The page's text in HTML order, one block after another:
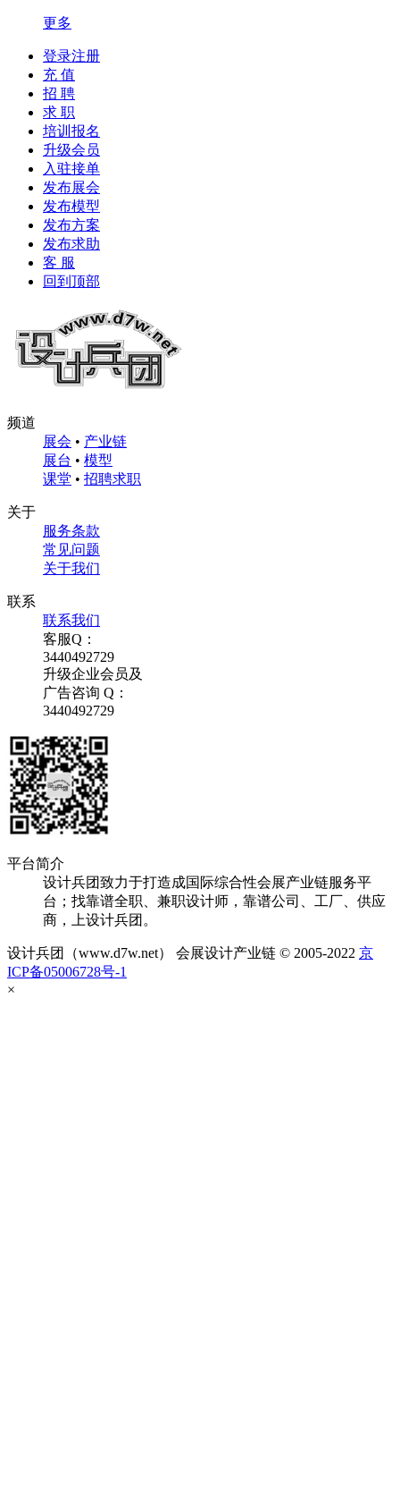
更多
登录注册
充 值
招 聘
求 职
培训报名
升级会员
入驻接单
发布展会
发布模型
发布方案
发布求助
客 服
回到顶部
频道
展会 • 产业链
展台 • 模型
课堂 • 招聘求职
关于
服务条款
常见问题
关于我们
联系
联系我们
客服Q：
3440492729
升级企业会员及
广告咨询 Q：
3440492729
平台简介
设计兵团致力于打造成国际综合性会展产业链服务平
台；找靠谱全职、兼职设计师，靠谱公司、工厂、供应
商，上设计兵团。
设计兵团（www.d7w.net） 会展设计产业链 © 2005-2022 京
ICP备05006728号-1
×